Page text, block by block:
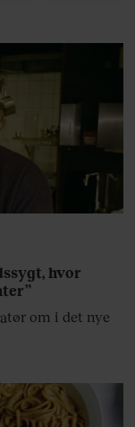
hvor
om i det nye